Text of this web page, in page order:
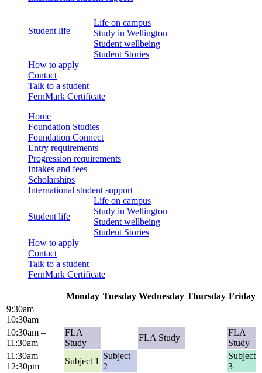
Student life
Life on campus
Study in Wellington
Student wellbeing
Student Stories
How to apply
Contact
Talk to a student
FernMark Certificate
Home
Foundation Studies
Foundation Connect
Entry requirements
Progression requirements
Intakes and fees
Scholarships
International student support
Student life
Life on campus
Study in Wellington
Student wellbeing
Student Stories
How to apply
Contact
Talk to a student
FernMark Certificate
Monday Tuesday Wednesday Thursday Friday
9:30am –
10:30am
10:30am –
11:30am
FLA
Study
FLA Study
FLA
Study
11:30am –
12:30pm
Subject 1
Subject
2
Subject
3